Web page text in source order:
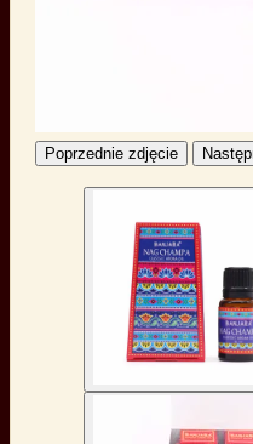
Poprzednie zdjęcie